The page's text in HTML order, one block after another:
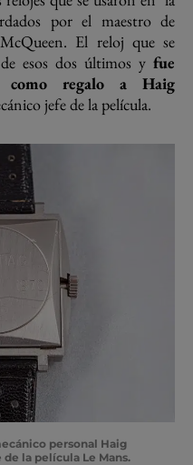
por el maestro de
El reloj que se
esos dos últimos y fue
como regalo a Haig
jefe de la película.
personal Haig
la película Le Mans.